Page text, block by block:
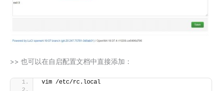
>> 也可以在自启配置文档中直接添加：
vim /etc/rc.local